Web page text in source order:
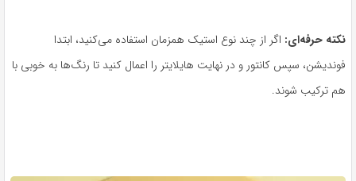
نکته حرفه‌ای: اگر از چند نوع استیک همزمان استفاده می‌کنید، ابتدا
فوندیشن، سپس کانتور و در نهایت هایلایتر را اعمال کنید تا رنگ‌ها به خوبی با
هم ترکیب شوند.